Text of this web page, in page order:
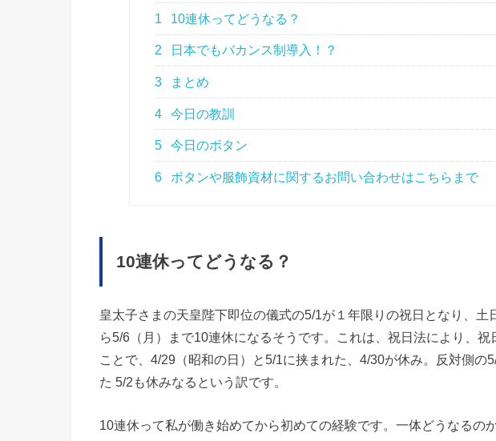
1 10連休ってどうなる？
2 日本でもバカンス制導入！？
3 まとめ
4 今日の教訓
5 今日のボタン
6 ボタンや服飾資材に関するお問い合わせはこちらまで
10連休ってどうなる？
皇太子さまの天皇陛下即位の儀式の5/1が１年限りの祝日となり、土
ら5/6（月）まで10連休になるそうです。これは、祝日法により、祝
ことで、4/29（昭和の日）と5/1に挟まれた、4/30が休み。反対側の
た 5/2も休みなるという訳です。
10連休って私が働き始めてから初めての経験です。一体どうなるの